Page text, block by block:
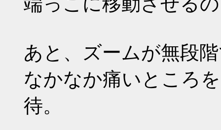
あと、ズームが無段
なかなか痛いところ
待。